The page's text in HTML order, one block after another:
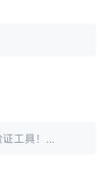
工具！...